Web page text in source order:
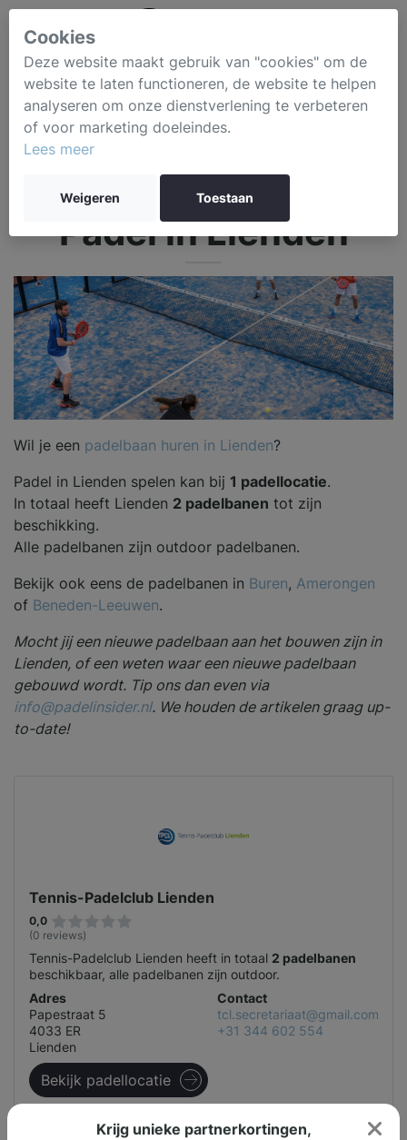
Cookies
Deze website maakt gebruik van "cookies" om de
website te laten functioneren, de website te helpen
analyseren om onze dienstverlening te verbeteren
of voor marketing doeleindes.
Lees meer
Weigeren Toestaan
Padel in Lienden
Wil je een padelbaan huren in Lienden?
Padel in Lienden spelen kan bij 1 padellocatie.
In totaal heeft Lienden 2 padelbanen tot zijn
beschikking.
Alle padelbanen zijn outdoor padelbanen.
Bekijk ook eens de padelbanen in Buren, Amerongen
of Beneden-Leeuwen.
Mocht jij een nieuwe padelbaan aan het bouwen zijn in
Lienden, of een weten waar een nieuwe padelbaan
gebouwd wordt. Tip ons dan even via
info@padelinsider.nl. We houden de artikelen graag up-
to-date!
Tennis-Padelclub Lienden
0,0
(0 reviews)
Tennis-Padelclub Lienden heeft in totaal 2 padelbanen
beschikbaar, alle padelbanen zijn outdoor.
Adres
Papestraat 5
4033 ER
Lienden
Contact
tcl.secretariaat@gmail.com
+31 344 602 554
Bekijk padellocatie
Krijg unieke partnerkortingen,